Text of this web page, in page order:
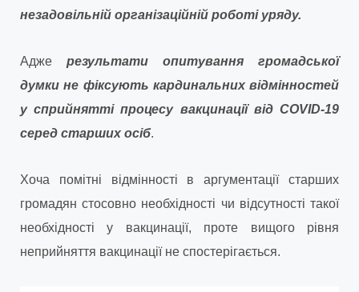
незадовільній організаційній роботі уряду.
Адже результати опитування громадської
думки не фіксують кардинальних відмінностей
у сприйнятті процесу вакцинації від COVID-19
серед старших осіб.
Хоча помітні відмінності в аргументації старших
громадян стосовно необхідності чи відсутності такої
необхідності у вакцинації, проте вищого рівня
неприйняття вакцинації не спостерігається.